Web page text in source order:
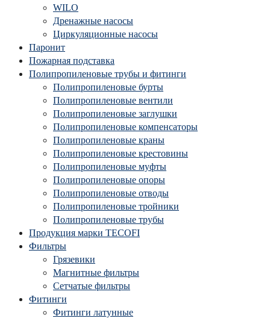
WILO
Дренажные насосы
Циркуляционные насосы
Паронит
Пожарная подставка
Полипропиленовые трубы и фитинги
Полипропиленовые бурты
Полипропиленовые вентили
Полипропиленовые заглушки
Полипропиленовые компенсаторы
Полипропиленовые краны
Полипропиленовые крестовины
Полипропиленовые муфты
Полипропиленовые опоры
Полипропиленовые отводы
Полипропиленовые тройники
Полипропиленовые трубы
Продукция марки TECOFI
Фильтры
Грязевики
Магнитные фильтры
Сетчатые фильтры
Фитинги
Фитинги латунные